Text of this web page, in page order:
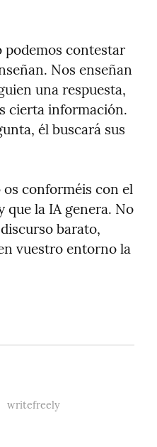
podemos contestar
Nos enseñan
una respuesta,
cierta información.
él buscará sus
os conforméis con el
que la IA genera. No
barato,
vuestro entorno la
writefreely